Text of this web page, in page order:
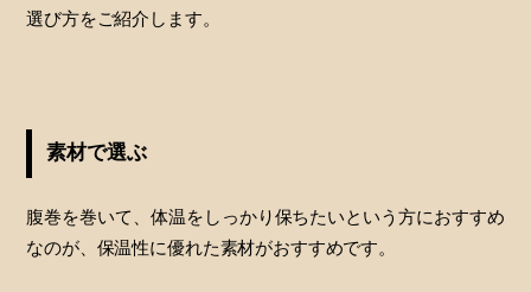
選び方をご紹介します。
素材で選ぶ
腹巻を巻いて、体温をしっかり保ちたいという方におすすめ
なのが、保温性に優れた素材がおすすめです。